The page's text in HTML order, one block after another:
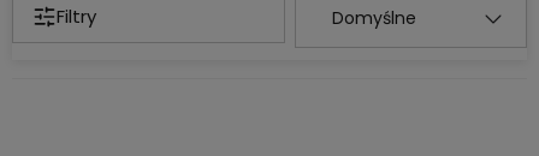
Marzysz o
chłodnym blondzie
? Chcesz
pozbyć się
żółtych refleksów? Szampony
Anti-Yellow usuną niechciane tony,nawilżą i
Filtry